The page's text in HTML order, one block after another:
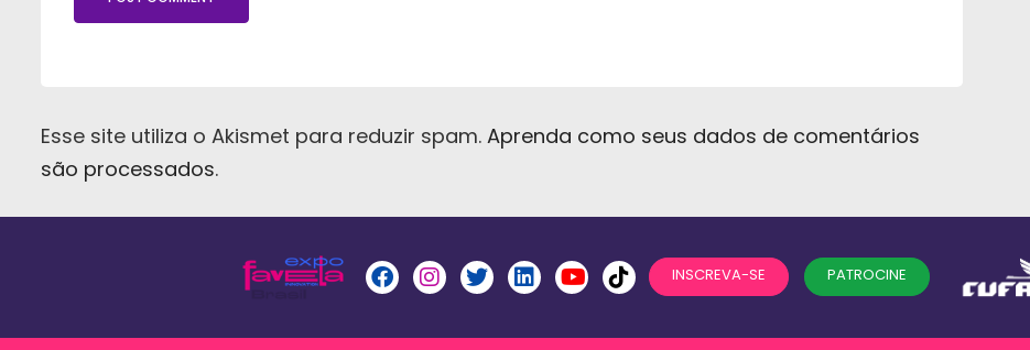
Esse site utiliza o Akismet para reduzir spam. Aprenda como seus dados de comentários
são processados.
INSCREVA-SE PATROCINE